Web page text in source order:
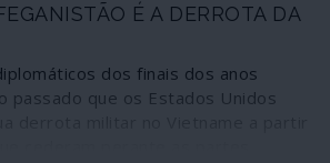
É A DERROTA DA
dos finais dos anos
passado que os Estados Unidos